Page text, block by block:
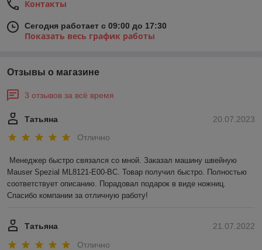
Контакты
Сегодня работает с 09:00 до 17:30
Показать весь график работы
Отзывы о магазине
3 отзывов за всё время
20.07.2023
Татьяна
Отлично
Менеджер быстро связался со мной. Заказал машину швейную
Mauser Spezial ML8121-E00-BC. Товар получил быстро. Полностью
соответствует описанию. Порадовал подарок в виде ножниц.
Спасибо компании за отличную работу!
21.07.2022
Татьяна
Отлично